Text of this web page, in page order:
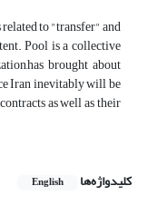
to "transfer" and
Pool is a collective
brought about
Iran inevitably will be
as well as their
کلیدواژه‌ها English